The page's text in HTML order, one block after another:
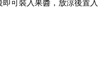
可裝入果醬，放涼後置入